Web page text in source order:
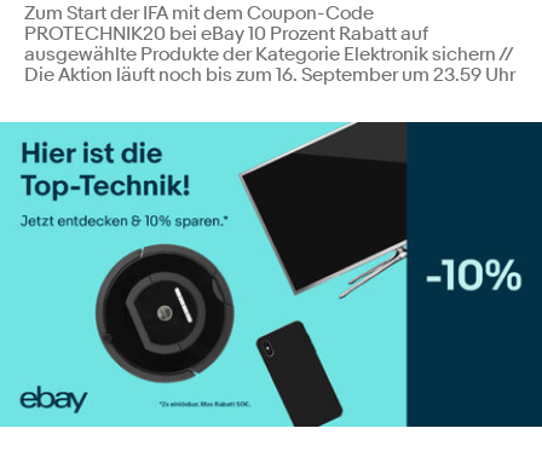
Zum Start der IFA mit dem Coupon-Code
PROTECHNIK20 bei eBay 10 Prozent Rabatt auf
ausgewählte Produkte der Kategorie Elektronik sichern //
Die Aktion läuft noch bis zum 16. September um 23.59 Uhr